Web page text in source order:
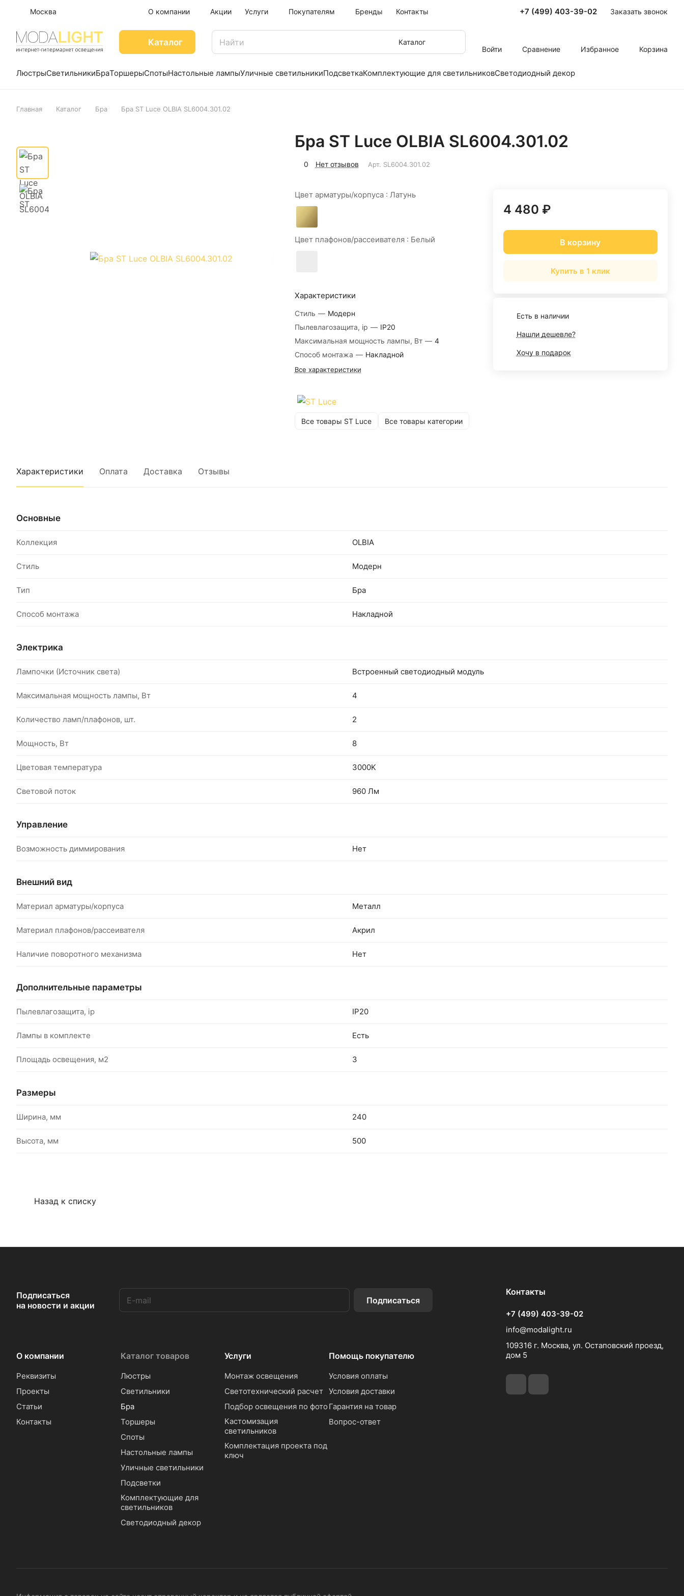
Москва О компании Акции Услуги Покупателям Бренды Контакты +7 (499) 403-39-02 Заказать звонок
Каталог
Каталог
Войти
Сравнение Избранное Корзина
ЛюстрыСветильникиБраТоршерыСпотыНастольные лампыУличные светильникиПодсветкаКомплектующие для светильниковСветодиодный декор
Главная Каталог Бра Бра ST Luce OLBIA SL6004.301.02
Бра ST Luce OLBIA SL6004.301.02
0 Нет отзывов Арт. SL6004.301.02
Цвет арматуры/корпуса : Латунь
Цвет плафонов/рассеивателя : Белый
Характеристики
Стиль — Модерн
Пылевлагозащита, ip — IP20
Максимальная мощность лампы, Вт — 4
Способ монтажа — Накладной
Все характеристики
Все товары ST Luce Все товары категории
4 480 ₽
В корзину
Купить в 1 клик
Есть в наличии
Нашли дешевле?
Хочу в подарок
Характеристики Оплата Доставка Отзывы
Основные
Коллекция OLBIA
Стиль Модерн
Тип Бра
Способ монтажа Накладной
Электрика
Лампочки (Источник света) Встроенный светодиодный модуль
Максимальная мощность лампы, Вт 4
Количество ламп/плафонов, шт. 2
Мощность, Вт 8
Цветовая температура 3000K
Световой поток 960 Лм
Управление
Возможность диммирования Нет
Внешний вид
Материал арматуры/корпуса Металл
Материал плафонов/рассеивателя Акрил
Наличие поворотного механизма Нет
Дополнительные параметры
Пылевлагозащита, ip IP20
Лампы в комплекте Есть
Площадь освещения, м2 3
Размеры
Ширина, мм 240
Высота, мм 500
Назад к списку
Подписаться
на новости и акции
Подписаться
О компании
Реквизиты
Проекты
Статьи
Контакты
Каталог товаров
Люстры
Светильники
Бра
Торшеры
Споты
Настольные лампы
Уличные светильники
Подсветки
Комплектующие для
светильников
Светодиодный декор
Услуги
Монтаж освещения
Светотехнический расчет
Подбор освещения по фото
Кастомизация
светильников
Комплектация проекта под
ключ
Помощь покупателю
Условия оплаты
Условия доставки
Гарантия на товар
Вопрос-ответ
Контакты
+7 (499) 403-39-02
info@modalight.ru
109316 г. Москва, ул. Остаповский проезд,
дом 5